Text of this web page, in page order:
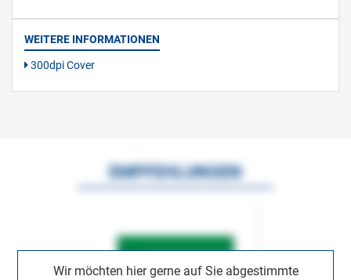
WEITERE INFORMATIONEN
300dpi Cover
Wir möchten hier gerne auf Sie abgestimmte
EMPFEHLUNGEN